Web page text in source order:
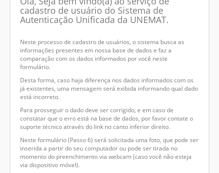
cadastro de usuário do Sistema de
Autenticação Unificada da UNEMAT.
Neste processo de cadastro de usuários, o sistema busca as
informações presentes em nossa base de dados e faz a
comparação com os dados informados por você neste
formulário.
Desta forma, caso haja diferença nos dados informados com os
já existentes, uma mensagem será exibida informando qual dado
está incorreto.
Para prosseguir o dado deve ser corrigido, e em caso de
constatar que o erro está na base de dados, por favor contate o
suporte técnico através do link no canto inferior direito.
Neste formulário (Passo 6) será solicitada uma foto, que pode ser
inserida a partir do seu computador ou pode ser tirada no
momento do preenchimento via webcam (caso você não esteja
via dispositivo móvel).